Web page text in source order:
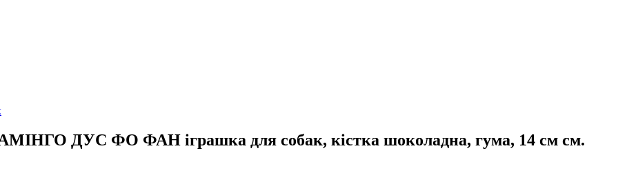
ДУС ФО ФАН іграшка для собак, кістка шоколадна, гума, 14 см см.